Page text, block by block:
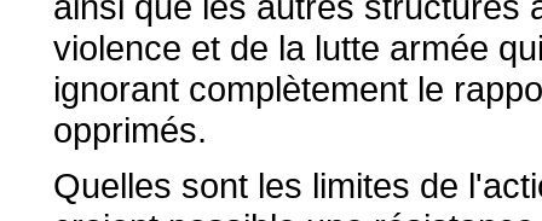
violence et de la lutte armée
ignorant complètement le
opprimés.
Quelles sont les limites de